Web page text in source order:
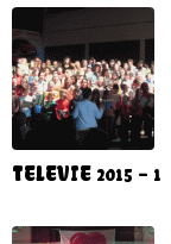
TELEVIE 2015 - 1